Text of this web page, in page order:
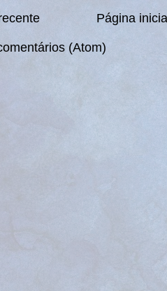
Página
(Atom)